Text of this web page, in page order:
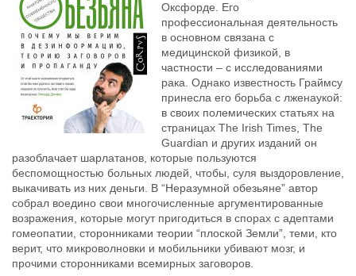
Оксфорде. Его
профессиональная деятельность
в основном связана с
медицинской физикой, в
частности – с исследованиями
рака. Однако известность Граймсу
принесла его борьба с лженаукой:
в своих полемических статьях на
страницах The Irish Times, The
Guardian и других изданий он
разоблачает шарлатанов, которые пользуются
беспомощностью больных людей, чтобы, суля выздоровление,
выкачивать из них деньги. В “Неразумной обезьяне” автор
собрал воедино свои многочисленные аргументированные
возражения, которые могут пригодиться в спорах с адептами
гомеопатии, сторонниками теории “плоской Земли”, теми, кто
верит, что микроволновки и мобильники убивают мозг, и
прочими сторонниками всемирных заговоров.